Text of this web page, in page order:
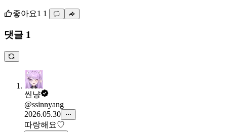
좋아요1 1
댓글 1
씬냥
@ssinnyang
2026.05.30
따랑해요♡